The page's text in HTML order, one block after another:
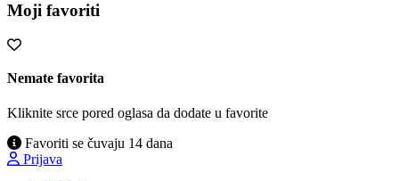
Moji favoriti
Nemate favorita
Kliknite srce pored oglasa da dodate u favorite
Favoriti se čuvaju 14 dana
Prijava